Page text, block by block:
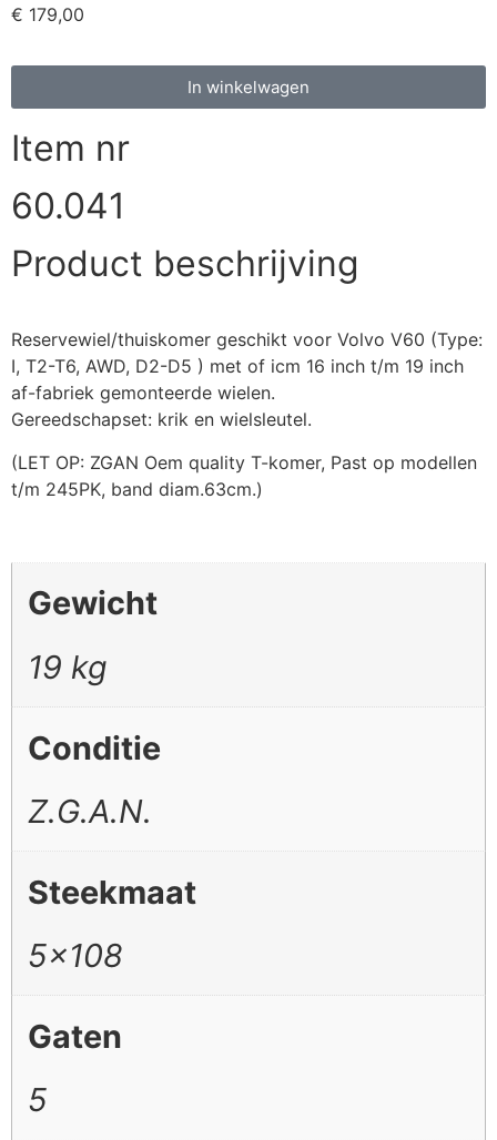
€ 179,00
In winkelwagen
Item nr
60.041
Product beschrijving
Reservewiel/thuiskomer geschikt voor Volvo V60 (Type:
I, T2-T6, AWD, D2-D5 ) met of icm 16 inch t/m 19 inch
af-fabriek gemonteerde wielen.
Gereedschapset: krik en wielsleutel.
(LET OP: ZGAN Oem quality T-komer, Past op modellen
t/m 245PK, band diam.63cm.)
Gewicht
19 kg
Conditie
Z.G.A.N.
Steekmaat
5×108
Gaten
5